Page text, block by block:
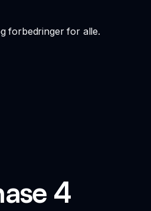
forbedringer for alle.
4